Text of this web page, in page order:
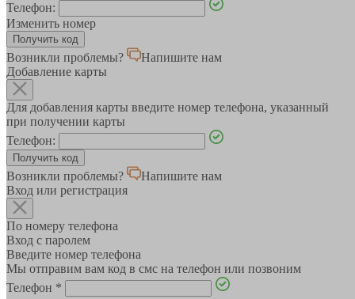
Телефон:
Изменить номер
Возникли проблемы?
Напишите нам
Добавление карты
Для добавления карты введите номер телефона, указанный
при получении карты
Телефон:
Возникли проблемы?
Напишите нам
Вход или регистрация
По номеру телефона
Вход с паролем
Введите номер телефона
Мы отправим вам код в смс на телефон или позвоним
Телефон *